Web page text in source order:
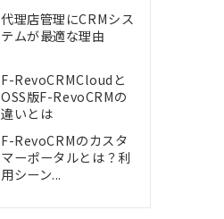
代理店管理にCRMシス
テムが最適な理由
F-RevoCRMCloudと
OSS版F-RevoCRMの
違いとは
F-RevoCRMのカスタ
マーポータルとは？利
用シーン...